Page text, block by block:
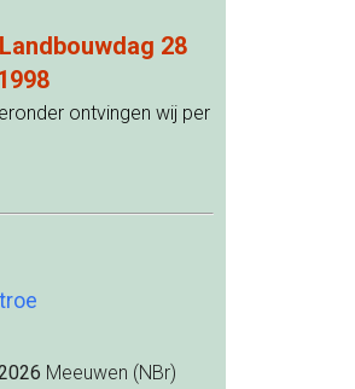
28
ontvingen wij per
Meeuwen (NBr)